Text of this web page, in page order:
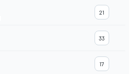
21
33
17